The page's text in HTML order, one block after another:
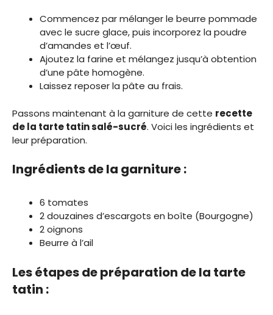
Commencez par mélanger le beurre pommade
avec le sucre glace, puis incorporez la poudre
d’amandes et l’œuf.
Ajoutez la farine et mélangez jusqu’à obtention
d’une pâte homogène.
Laissez reposer la pâte au frais.
Passons maintenant à la garniture de cette recette
de la tarte tatin salé-sucré. Voici les ingrédients et
leur préparation.
Ingrédients de la garniture :
6 tomates
2 douzaines d’escargots en boîte (Bourgogne)
2 oignons
Beurre à l’ail
Les étapes de préparation de la tarte
tatin :